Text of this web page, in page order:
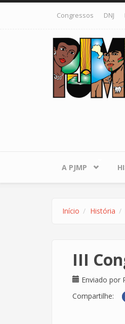
Pular para o conteúdo principal
Congressos DNJ
A PJMP
Início História
III
Enviado por
Compartilhe: